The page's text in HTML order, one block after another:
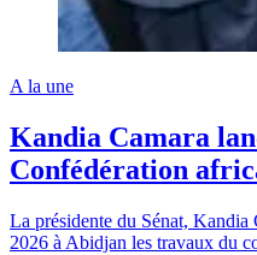
A la une
Kandia Camara
Confédération
La présidente du Sénat, Kandia
2026 à Abidjan les travaux du